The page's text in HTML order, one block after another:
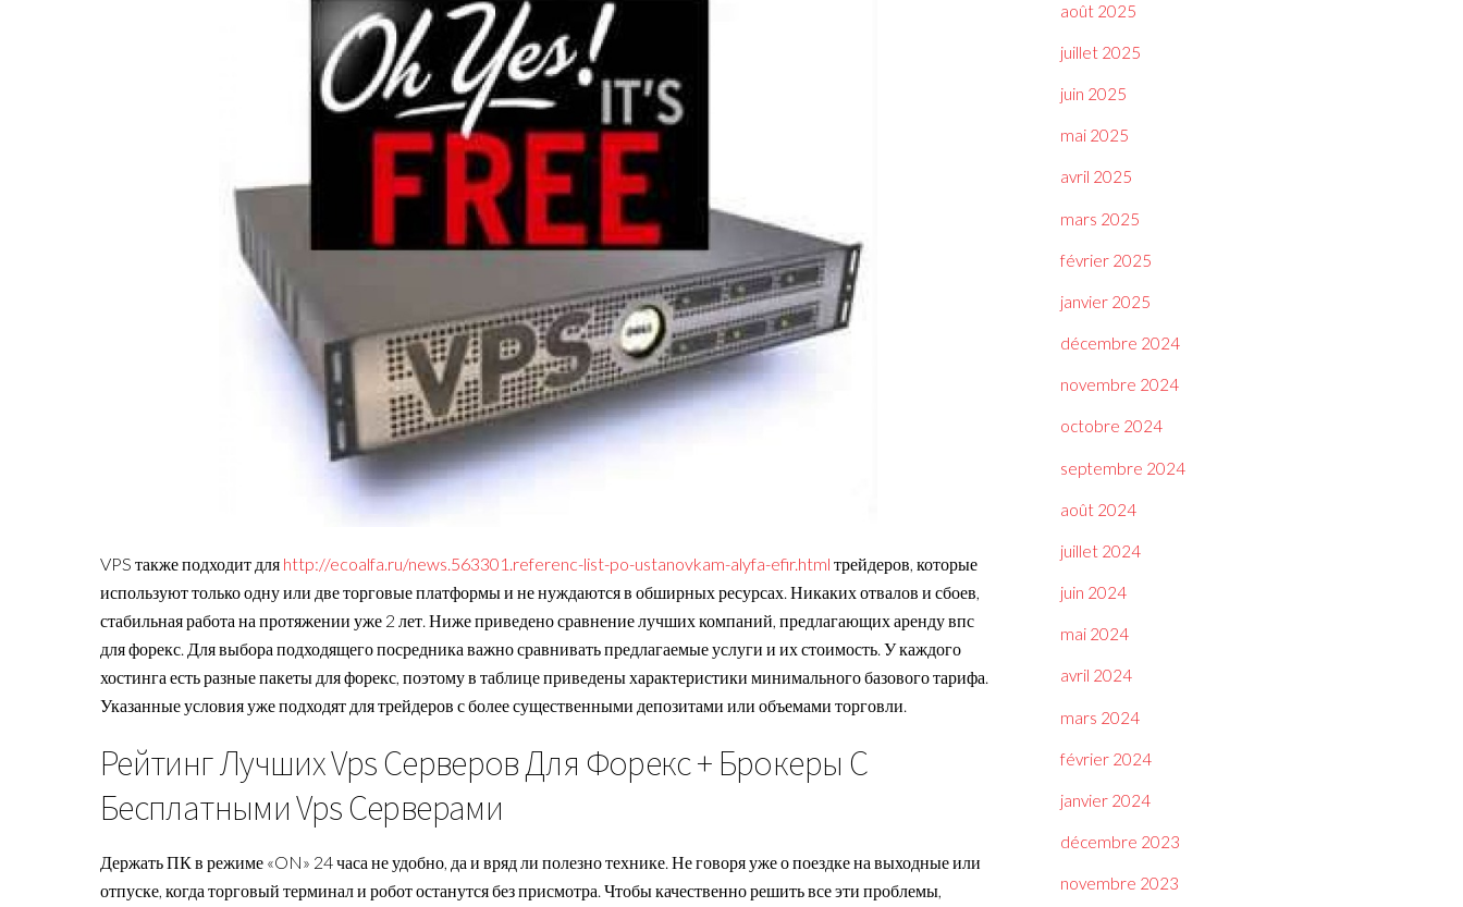
VPS также подходит для http://ecoalfa.ru/news.563301.referenc-list-po-ustanovkam-alyfa-efir.html трейдеров, которые
используют только одну или две торговые платформы и не нуждаются в обширных ресурсах. Никаких отвалов и сбоев,
стабильная работа на протяжении уже 2 лет. Ниже приведено сравнение лучших компаний, предлагающих аренду впс
для форекс. Для выбора подходящего посредника важно сравнивать предлагаемые услуги и их стоимость. У каждого
хостинга есть разные пакеты для форекс, поэтому в таблице приведены характеристики минимального базового тарифа.
Указанные условия уже подходят для трейдеров с более существенными депозитами или объемами торговли.
Рейтинг Лучших Vps Серверов Для Форекс + Брокеры С
Бесплатными Vps Серверами
Держать ПК в режиме «ON» 24 часа не удобно, да и вряд ли полезно технике. Не говоря уже о поездке на выходные или
отпуске, когда торговый терминал и робот останутся без присмотра. Чтобы качественно решить все эти проблемы,
août 2025
juillet 2025
juin 2025
mai 2025
avril 2025
mars 2025
février 2025
janvier 2025
décembre 2024
novembre 2024
octobre 2024
septembre 2024
août 2024
juillet 2024
juin 2024
mai 2024
avril 2024
mars 2024
février 2024
janvier 2024
décembre 2023
novembre 2023